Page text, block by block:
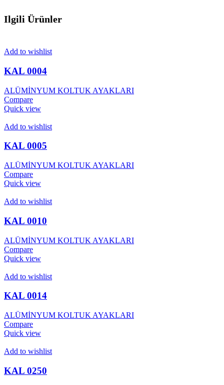
Ilgili Ürünler
Add to wishlist
KAL 0004
ALÜMİNYUM KOLTUK AYAKLARI
Compare
Quick view
Add to wishlist
KAL 0005
ALÜMİNYUM KOLTUK AYAKLARI
Compare
Quick view
Add to wishlist
KAL 0010
ALÜMİNYUM KOLTUK AYAKLARI
Compare
Quick view
Add to wishlist
KAL 0014
ALÜMİNYUM KOLTUK AYAKLARI
Compare
Quick view
Add to wishlist
KAL 0250